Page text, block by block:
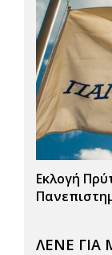
Εκλογή
ΛΕΝΕ ΓΙΑ